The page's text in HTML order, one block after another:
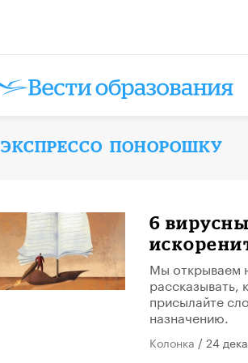
ЭКСПРЕССО ПОНОРОШКУ
6
Мы открываем
рассказывать,
присылайте
назначению.
Колонка / 24